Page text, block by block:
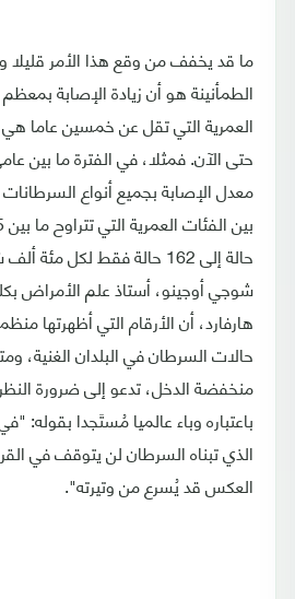
ما قد يخفف من وقع هذا الأمر
الطمأنينة هو أن زيادة الإصابة بمعظم
العمرية التي تقل عن خمسين عاما هي
معدل الإصابة بجميع أنواع
حالة إلى 162 حالة فقط
شوجي أوجينو، أستاذ علم الأمراض
هارفارد، أن الأرقام التي أظهرتها
حالات السرطان في البلدان الغنية،
منخفضة الدخل، تدعو إلى ضرورة
باعتباره وباء عالميا مُستَجدا بقوله:
الذي تبناه السرطان لن يتوقف في
العكس قد يُسرع من وتيرته".